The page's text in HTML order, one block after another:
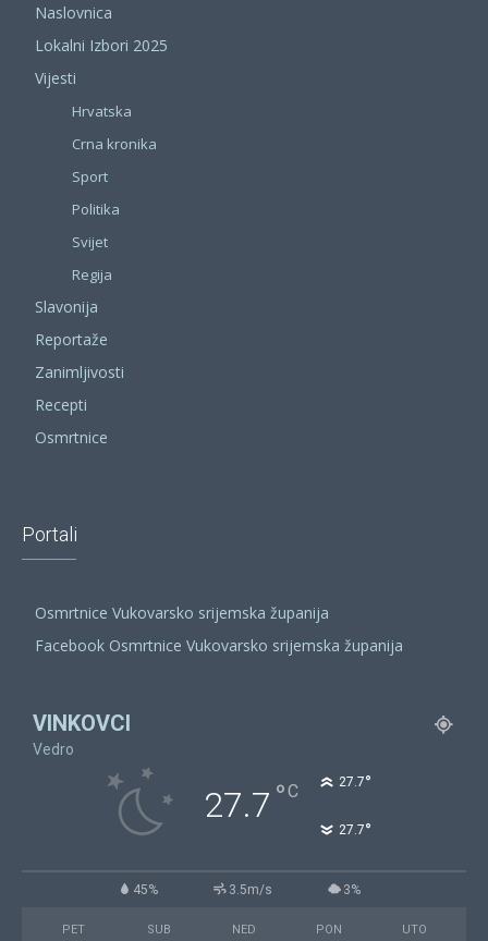
Naslovnica
Lokalni Izbori 2025
Vijesti
Hrvatska
Crna kronika
Sport
Politika
Svijet
Regija
Slavonija
Reportaže
Zanimljivosti
Recepti
Osmrtnice
Portali
Osmrtnice Vukovarsko srijemska županija
Facebook Osmrtnice Vukovarsko srijemska županija
VINKOVCI
Vedro
27.7 °C 27.7°
27.7°
45% 3.5m/s 3%
PET SUB NED PON UTO